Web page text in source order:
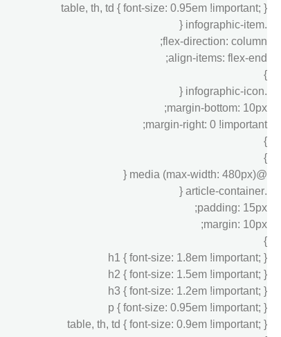
table, th, td { font-size: 0.95em !important; }
.infographic-item {
flex-direction: column;
align-items: flex-end;
}
.infographic-icon {
margin-bottom: 10px;
margin-right: 0 !important;
}
}
@media (max-width: 480px) {
.article-container {
padding: 15px;
margin: 10px;
}
h1 { font-size: 1.8em !important; }
h2 { font-size: 1.5em !important; }
h3 { font-size: 1.2em !important; }
p { font-size: 0.95em !important; }
table, th, td { font-size: 0.9em !important; }